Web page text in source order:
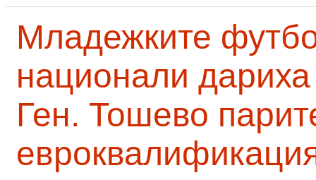
Младежките
национали
Ген. Тошево